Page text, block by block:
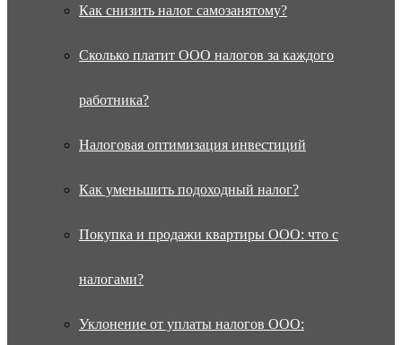
Как снизить налог самозанятому?
Сколько платит ООО налогов за каждого
работника?
Налоговая оптимизация инвестиций
Как уменьшить подоходный налог?
Покупка и продажи квартиры ООО: что с
налогами?
Уклонение от уплаты налогов ООО: